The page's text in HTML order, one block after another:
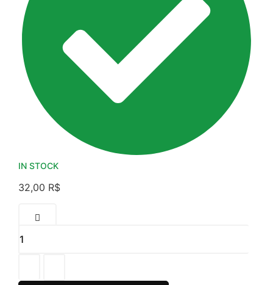
IN STOCK
32,00 R$